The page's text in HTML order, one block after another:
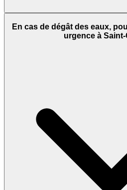
En cas de dégât des eaux,
urgence à